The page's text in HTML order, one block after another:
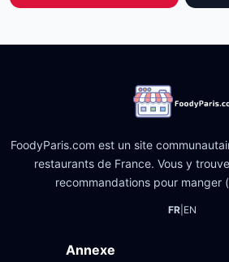
FoodyParis.com est un site
restaurants de France. Vous y
recommandations pour manger
FR| EN
Annexe